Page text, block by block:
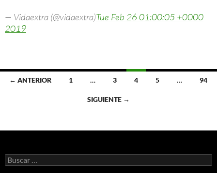
— Vidaextra (@vidaextra)Tue Feb 26 01:00:05 +0000
2019
entradas
← ANTERIOR 1 … 3 4 5 … 94
SIGUIENTE →
Buscar: